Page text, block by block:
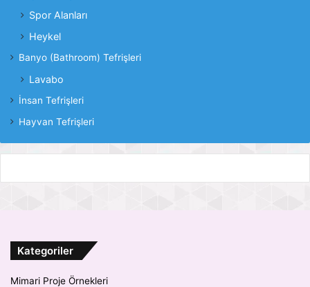
Spor Alanları
Heykel
Banyo (Bathroom) Tefrişleri
Lavabo
İnsan Tefrişleri
Hayvan Tefrişleri
Kategoriler
Mimari Proje Örnekleri